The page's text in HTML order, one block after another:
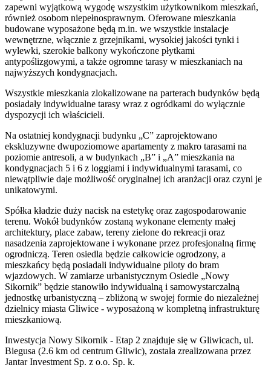
zapewni wyjątkową wygodę wszystkim użytkownikom mieszkań,
również osobom niepełnosprawnym. Oferowane mieszkania
budowane wyposażone będą m.in. we wszystkie instalacje
wewnętrzne, włącznie z grzejnikami, wysokiej jakości tynki i
wylewki, szerokie balkony wykończone płytkami
antypoślizgowymi, a także ogromne tarasy w mieszkaniach na
najwyższych kondygnacjach.
Wszystkie mieszkania zlokalizowane na parterach budynków będą
posiadały indywidualne tarasy wraz z ogródkami do wyłącznie
dyspozycji ich właścicieli.
Na ostatniej kondygnacji budynku „C” zaprojektowano
ekskluzywne dwupoziomowe apartamenty z makro tarasami na
poziomie antresoli, a w budynkach „B” i „A” mieszkania na
kondygnacjach 5 i 6 z loggiami i indywidualnymi tarasami, co
niewątpliwie daje możliwość oryginalnej ich aranżacji oraz czyni je
unikatowymi.
Spółka kładzie duży nacisk na estetykę oraz zagospodarowanie
terenu. Wokół budynków zostaną wykonane elementy małej
architektury, place zabaw, tereny zielone do rekreacji oraz
nasadzenia zaprojektowane i wykonane przez profesjonalną firmę
ogrodniczą. Teren osiedla będzie całkowicie ogrodzony, a
mieszkańcy będą posiadali indywidualne piloty do bram
wjazdowych. W zamiarze urbanistycznym Osiedle „Nowy
Sikornik” będzie stanowiło indywidualną i samowystarczalną
jednostkę urbanistyczną – zbliżoną w swojej formie do niezależnej
dzielnicy miasta Gliwice - wyposażoną w kompletną infrastrukturę
mieszkaniową.
Inwestycja Nowy Sikornik - Etap 2 znajduje się w Gliwicach, ul.
Biegusa (2.6 km od centrum Gliwic), została zrealizowana przez
Jantar Investment Sp. z o.o. Sp. k.